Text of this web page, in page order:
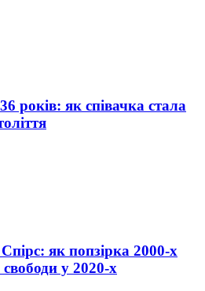
років: як співачка стала
як попзірка 2000-х
у 2020-х